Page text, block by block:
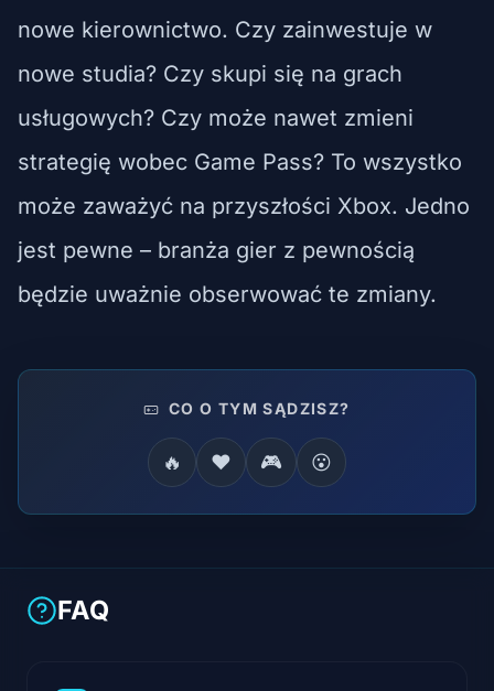
nowe kierownictwo. Czy zainwestuje w
nowe studia? Czy skupi się na grach
usługowych? Czy może nawet zmieni
strategię wobec Game Pass? To wszystko
może zaważyć na przyszłości Xbox. Jedno
jest pewne – branża gier z pewnością
będzie uważnie obserwować te zmiany.
CO O TYM SĄDZISZ?
🔥 ❤️ 🎮 😮
FAQ